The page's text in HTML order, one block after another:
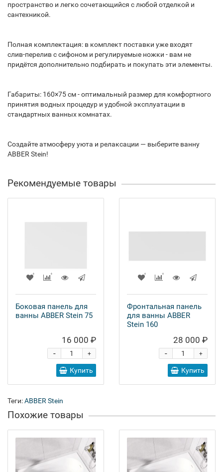
пространство и легко сочетающийся с любой отделкой и
сантехникой.
Полная комплектация: в комплект поставки уже входят
слив‑перелив с сифоном и регулируемые ножки - вам не
придётся дополнительно подбирать и покупать эти элементы.
Габариты: 160×75 см - оптимальный размер для комфортного
принятия водных процедур и удобной эксплуатации в
стандартных ванных комнатах.
Создайте атмосферу уюта и релаксации — выберите ванну
ABBER Stein!
Рекомендуемые товары
Боковая панель для
ванны ABBER Stein 75
16 000 ₽
+
-
Купить
Фронтальная панель
для ванны ABBER
Stein 160
28 000 ₽
+
-
Купить
Теги:ABBER Stein
Похожие товары